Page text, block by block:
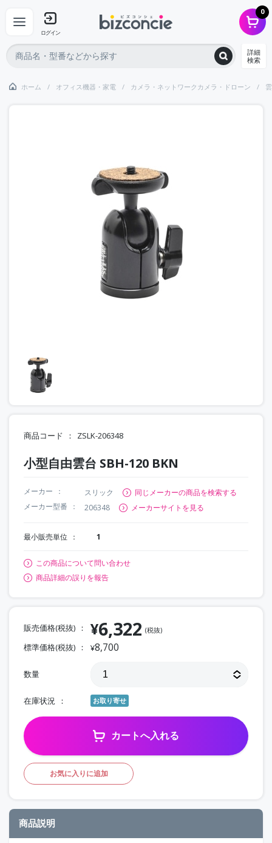
ログイン
0
詳細
検索
ホーム オフィス機器・家電 カメラ・ネットワークカメラ・ドローン
商品コード ZSLK-206348
小型自由雲台 SBH-120 BKN
メーカー スリック
同じメーカーの商品を検索する
メーカー型番
206348 メーカーサイトを見る
最小販売単位 1
この商品について問い合わせ
商品詳細の誤りを報告
販売価格(税抜) ¥6,322 (税抜)
標準価格(税抜) ¥8,700
数量
在庫状況 お取り寄せ
カートへ入れる
お気に入りに追加
商品説明